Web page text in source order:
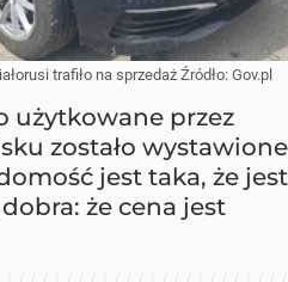
trafiło na sprzedaż Źródło: Gov.pl
użytkowane przez
zostało wystawione
jest taka, że jest
że cena jest